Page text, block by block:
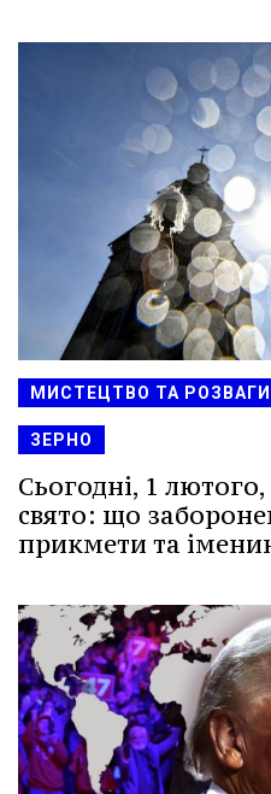
МИСТЕЦТВО ТА РОЗВАГИ
ЗЕРНО
Сьогодні, 1 лютого,
свято: що
прикмети та